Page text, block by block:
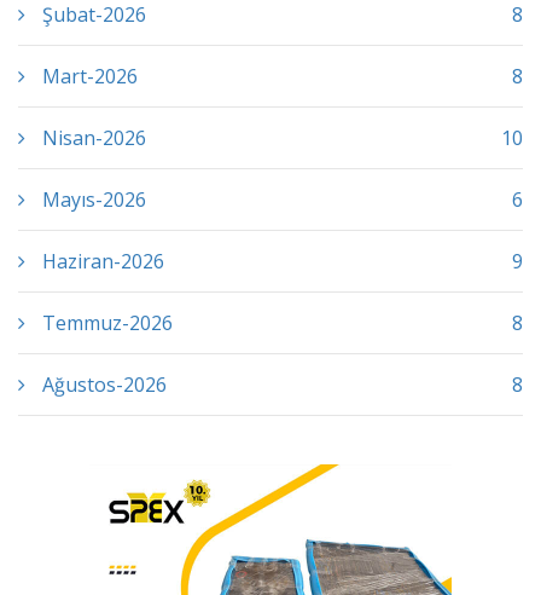
Şubat-2026 8
Mart-2026 8
Nisan-2026 10
Mayıs-2026 6
Haziran-2026 9
Temmuz-2026 8
Ağustos-2026 8